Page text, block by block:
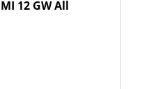
12 GW All